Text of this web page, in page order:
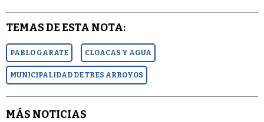
TEMAS DE ESTA NOTA:
PABLO GARATE CLOACAS Y AGUA
MUNICIPALIDAD DE TRES ARROYOS
MÁS NOTICIAS